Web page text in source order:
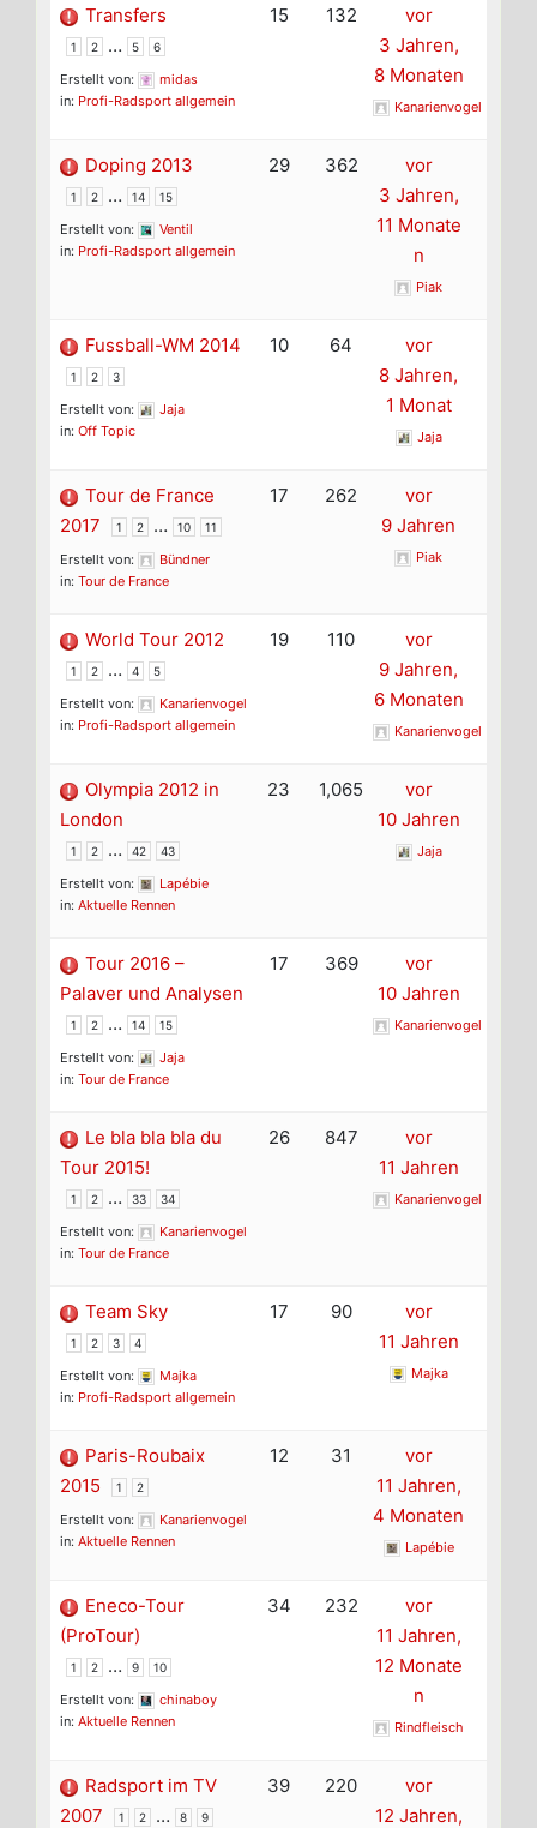
Transfers
1 2 … 5 6
Erstellt von:
midas
in: Profi-Radsport allgemein
15 132
vor
3 Jahren,
8 Monaten
Kanarienvogel
Doping 2013
1 2 … 14 15
Erstellt von:
Ventil
in: Profi-Radsport allgemein
29 362
vor
3 Jahren,
11 Monate
n
Piak
Fussball-WM 2014
1 2 3
Erstellt von:
Jaja
in: Off Topic
10 64
vor
8 Jahren,
1 Monat
Jaja
Tour de France
2017
1 2 … 10 11
Erstellt von:
Bündner
in: Tour de France
17 262
vor
9 Jahren
Piak
World Tour 2012
1 2 … 4 5
Erstellt von:
Kanarienvogel
in: Profi-Radsport allgemein
19 110
vor
9 Jahren,
6 Monaten
Kanarienvogel
Olympia 2012 in
London
1 2 … 42 43
Erstellt von:
Lapébie
in: Aktuelle Rennen
23 1,065
vor
10 Jahren
Jaja
Tour 2016 –
Palaver und Analysen
1 2 … 14 15
Erstellt von:
Jaja
in: Tour de France
17 369
vor
10 Jahren
Kanarienvogel
Le bla bla bla du
Tour 2015!
1 2 … 33 34
Erstellt von:
Kanarienvogel
in: Tour de France
26 847
vor
11 Jahren
Kanarienvogel
Team Sky
1 2 3 4
Erstellt von:
Majka
in: Profi-Radsport allgemein
17 90
vor
11 Jahren
Majka
Paris-Roubaix
2015
1 2
Erstellt von:
Kanarienvogel
in: Aktuelle Rennen
12 31
vor
11 Jahren,
4 Monaten
Lapébie
Eneco-Tour
(ProTour)
1 2 … 9 10
Erstellt von:
chinaboy
in: Aktuelle Rennen
34 232
vor
11 Jahren,
12 Monate
n
Rindfleisch
Radsport im TV
2007
1 2 … 8 9
39 220
vor
12 Jahren,